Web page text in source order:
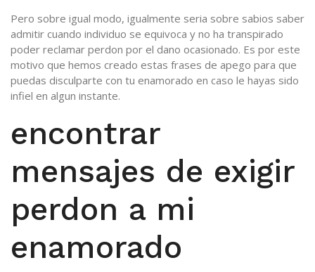
Pero sobre igual modo, igualmente seri­a sobre sabios saber
admitir cuando individuo se equivoca y no ha transpirado
poder reclamar perdon por el dano ocasionado. Es por este
motivo que hemos creado estas frases de apego para que
puedas disculparte con tu enamorado en caso le hayas sido
infiel en algun instante.
encontrar
mensajes de exigir
perdon a mi
enamorado